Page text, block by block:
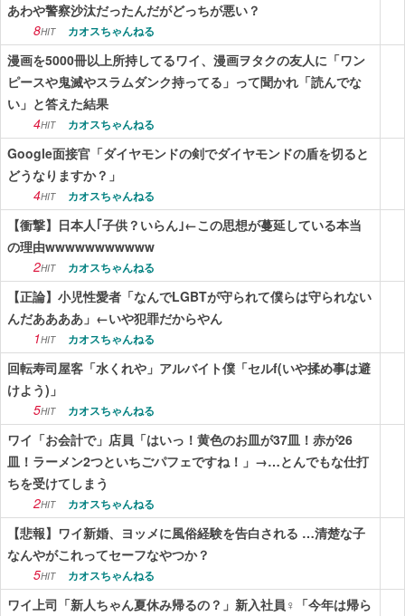
その他
RSS配信一覧
あわや警察沙汰だったんだがどっちが悪い？
8HIT カオスちゃんねる
漫画を5000冊以上所持してるワイ、漫画ヲタクの友人に「ワン
ピースや鬼滅やスラムダンク持ってる」って聞かれ「読んでな
い」と答えた結果
4HIT カオスちゃんねる
Google面接官「ダイヤモンドの剣でダイヤモンドの盾を切ると
どうなりますか？」
4HIT カオスちゃんねる
【衝撃】日本人｢子供？いらん｣←この思想が蔓延している本当
の理由wwwwwwwwwww
2HIT カオスちゃんねる
【正論】小児性愛者「なんでLGBTが守られて僕らは守られない
んだああああ」←いや犯罪だからやん
1HIT カオスちゃんねる
回転寿司屋客「水くれや」アルバイト僕「セルf(いや揉め事は避
けよう)」
5HIT カオスちゃんねる
ワイ「お会計で」店員「はいっ！黄色のお皿が37皿！赤が26
皿！ラーメン2つといちごパフェですね！」→…とんでもな仕打
ちを受けてしまう
2HIT カオスちゃんねる
【悲報】ワイ新婚、ヨッメに風俗経験を告白される …清楚な子
なんやがこれってセーフなやつか？
5HIT カオスちゃんねる
ワイ上司「新人ちゃん夏休み帰るの？」新入社員♀「今年は帰ら